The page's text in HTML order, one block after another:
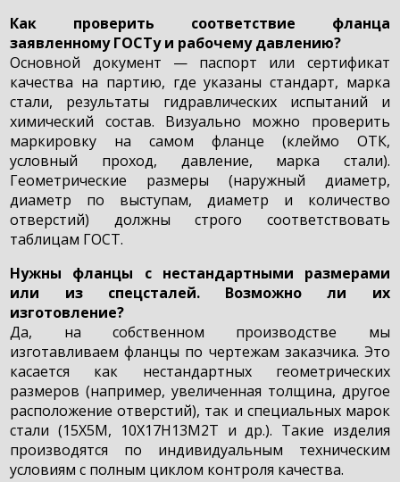
Как проверить соответствие фланца
заявленному ГОСТу и рабочему давлению?
Основной документ — паспорт или сертификат
качества на партию, где указаны стандарт, марка
стали, результаты гидравлических испытаний и
химический состав. Визуально можно проверить
маркировку на самом фланце (клеймо ОТК,
условный проход, давление, марка стали).
Геометрические размеры (наружный диаметр,
диаметр по выступам, диаметр и количество
отверстий) должны строго соответствовать
таблицам ГОСТ.
Нужны фланцы с нестандартными размерами
или из спецсталей. Возможно ли их
изготовление?
Да, на собственном производстве мы
изготавливаем фланцы по чертежам заказчика. Это
касается как нестандартных геометрических
размеров (например, увеличенная толщина, другое
расположение отверстий), так и специальных марок
стали (15Х5М, 10Х17Н13М2Т и др.). Такие изделия
производятся по индивидуальным техническим
условиям с полным циклом контроля качества.